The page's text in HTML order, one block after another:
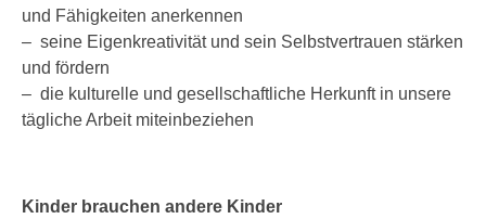
und Fähigkeiten anerkennen
– seine Eigenkreativität und sein Selbstvertrauen stärken
und fördern
– die kulturelle und gesellschaftliche Herkunft in unsere
tägliche Arbeit miteinbeziehen
Kinder brauchen andere Kinder